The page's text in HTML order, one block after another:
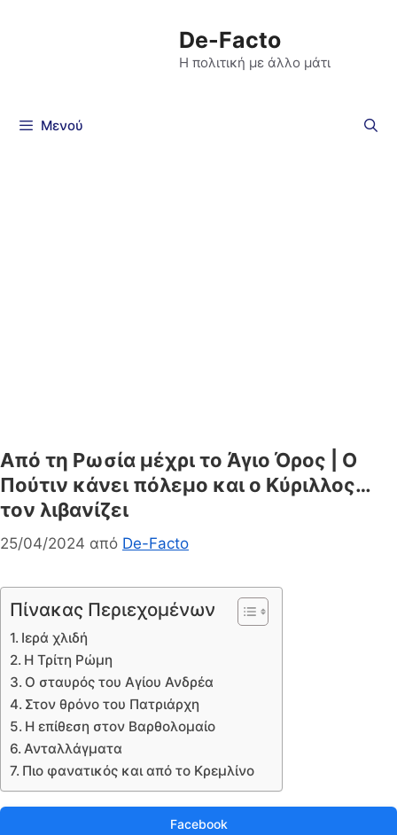
De-Facto
Η πολιτική με άλλο μάτι
Μενού
Από τη Ρωσία μέχρι το Άγιο Όρος | Ο
Πούτιν κάνει πόλεµο και ο Κύριλλος…
τον λιβανίζει
25/04/2024 από De-Facto
Πίνακας Περιεχομένων
Ιερά χλιδή
Η Τρίτη Ρώμη
Ο σταυρός του Αγίου Ανδρέα
Στον θρόνο του Πατριάρχη
Η επίθεση στον Βαρθολομαίο
Ανταλλάγματα
Πιο φανατικός και από το Κρεμλίνο
Facebook